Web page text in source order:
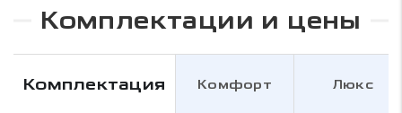
Комплектации и цены
Комплектация Комфорт Люкс